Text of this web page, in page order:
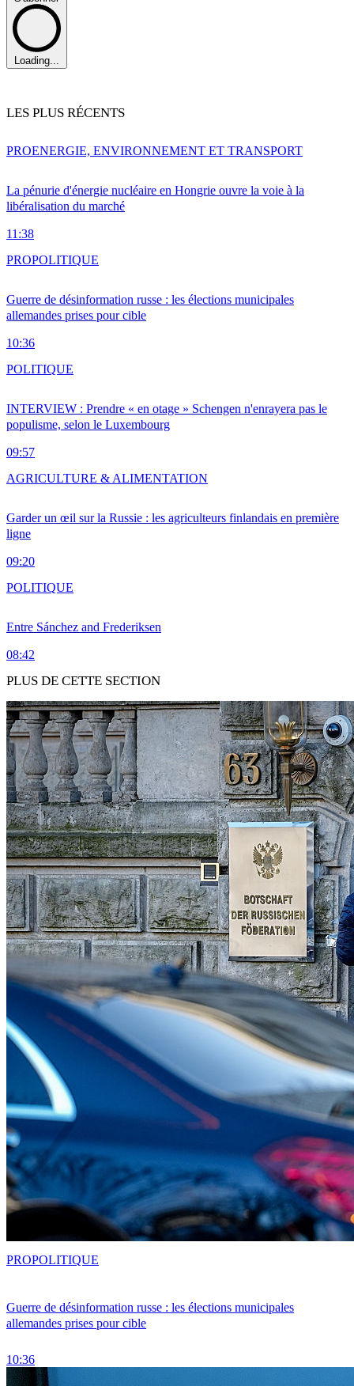
Loading...
LES PLUS RÉCENTS
La pénurie d'énergie nucléaire en Hongrie ouvre la voie à la
libéralisation du marché
11:38
PROENERGIE, ENVIRONNEMENT ET TRANSPORT
Guerre de désinformation russe : les élections municipales
allemandes prises pour cible
10:36
PROPOLITIQUE
INTERVIEW : Prendre « en otage » Schengen n'enrayera pas le
populisme, selon le Luxembourg
09:57
POLITIQUE
Garder un œil sur la Russie : les agriculteurs finlandais en première
ligne
09:20
AGRICULTURE & ALIMENTATION
Entre Sánchez and Frederiksen
08:42
POLITIQUE
PLUS DE CETTE SECTION
Guerre de désinformation russe : les élections municipales
allemandes prises pour cible
10:36
PROPOLITIQUE